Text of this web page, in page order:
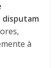
disputam
à